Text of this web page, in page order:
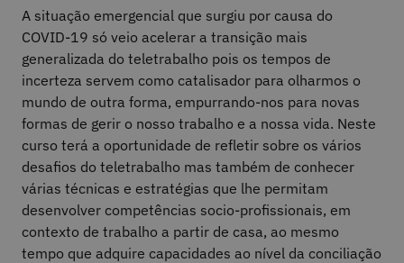
A situação emergencial que surgiu por causa do
COVID-19 só veio acelerar a transição mais
generalizada do teletrabalho pois os tempos de
incerteza servem como catalisador para olharmos o
mundo de outra forma, empurrando-nos para novas
formas de gerir o nosso trabalho e a nossa vida. Neste
curso terá a oportunidade de refletir sobre os vários
desafios do teletrabalho mas também de conhecer
várias técnicas e estratégias que lhe permitam
desenvolver competências socio-profissionais, em
contexto de trabalho a partir de casa, ao mesmo
tempo que adquire capacidades ao nível da conciliação